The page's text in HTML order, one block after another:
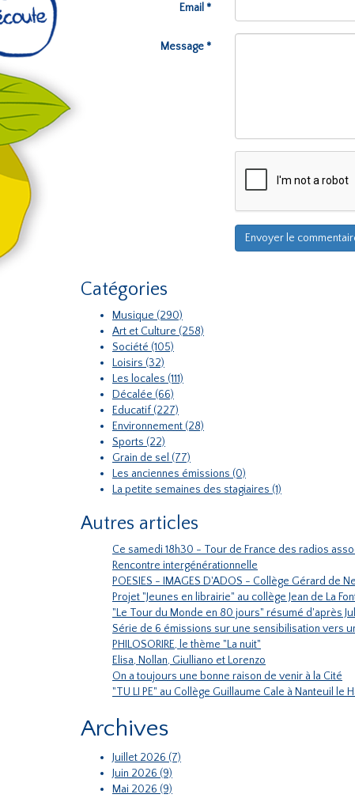
Email *
Message *
Catégories
Musique (290)
Art et Culture (258)
Société (105)
Loisirs (32)
Les locales (111)
Décalée (66)
Educatif (227)
Environnement (28)
Sports (22)
Grain de sel (77)
Les anciennes émissions (0)
La petite semaines des stagiaires (1)
Autres articles
Ce samedi 18h30 - Tour de France des radios
Rencontre intergénérationnelle
POESIES - IMAGES D'ADOS - Collège Gérard de
Projet "Jeunes en librairie" au collège Jean de La
"Le Tour du Monde en 80 jours" résumé d'après
Série de 6 émissions sur une sensibilisation vers
PHILOSORIRE, le thème "La nuit"
Elisa, Nollan, Giulliano et Lorenzo
On a toujours une bonne raison de venir à la Cité
"TU LI PE" au Collège Guillaume Cale à Nanteuil le
Archives
Juillet 2026 (7)
Juin 2026 (9)
Mai 2026 (9)